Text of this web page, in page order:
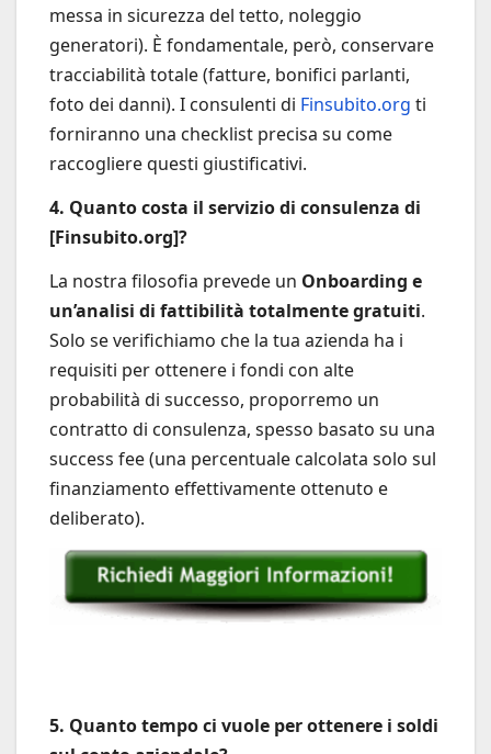
messa in sicurezza del tetto, noleggio
generatori). È fondamentale, però, conservare
tracciabilità totale (fatture, bonifici parlanti,
foto dei danni). I consulenti di Finsubito.org ti
forniranno una checklist precisa su come
raccogliere questi giustificativi.
4. Quanto costa il servizio di consulenza di
[Finsubito.org]?
La nostra filosofia prevede un Onboarding e
un’analisi di fattibilità totalmente gratuiti.
Solo se verifichiamo che la tua azienda ha i
requisiti per ottenere i fondi con alte
probabilità di successo, proporremo un
contratto di consulenza, spesso basato su una
success fee (una percentuale calcolata solo sul
finanziamento effettivamente ottenuto e
deliberato).
5. Quanto tempo ci vuole per ottenere i soldi